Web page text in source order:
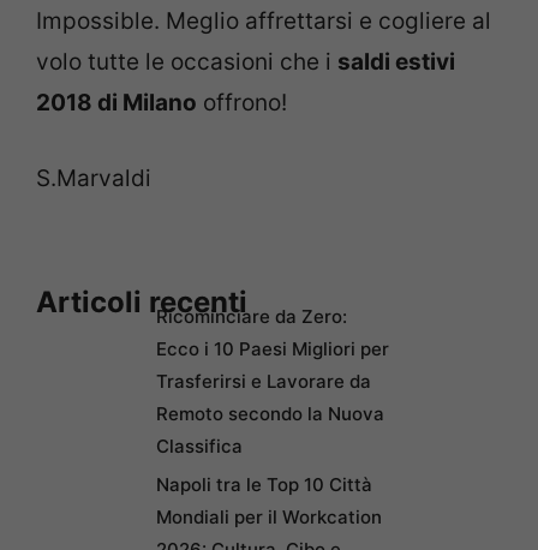
Impossible. Meglio affrettarsi e cogliere al
volo tutte le occasioni che i saldi estivi
2018 di Milano offrono!
S.Marvaldi
Articoli recentiRicominciare da Zero:
Ecco i 10 Paesi Migliori per
Trasferirsi e Lavorare da
Remoto secondo la Nuova
Classifica
Napoli tra le Top 10 Città
Mondiali per il Workcation